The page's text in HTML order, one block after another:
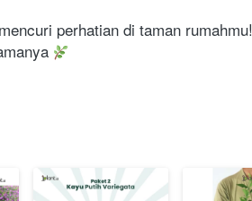
perhatian di taman rumahmu!